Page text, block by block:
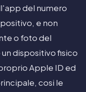
del numero
e non
o foto del
un dispositivo fisico
Apple ID ed
cosi le